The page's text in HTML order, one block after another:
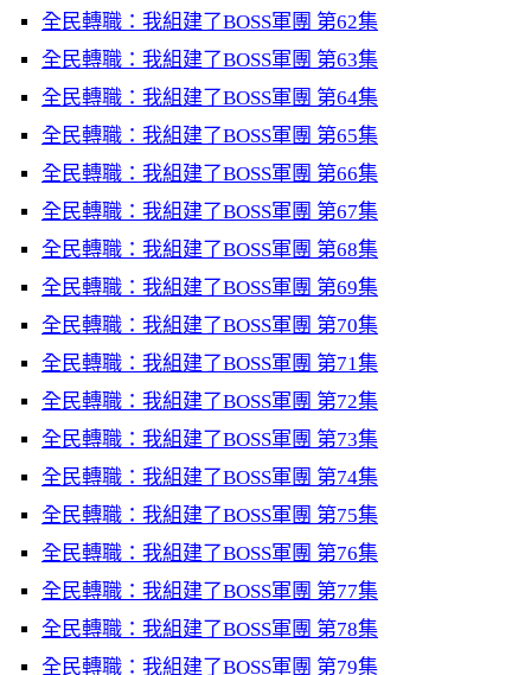
全民轉職：我組建了BOSS軍團 第62集
全民轉職：我組建了BOSS軍團 第63集
全民轉職：我組建了BOSS軍團 第64集
全民轉職：我組建了BOSS軍團 第65集
全民轉職：我組建了BOSS軍團 第66集
全民轉職：我組建了BOSS軍團 第67集
全民轉職：我組建了BOSS軍團 第68集
全民轉職：我組建了BOSS軍團 第69集
全民轉職：我組建了BOSS軍團 第70集
全民轉職：我組建了BOSS軍團 第71集
全民轉職：我組建了BOSS軍團 第72集
全民轉職：我組建了BOSS軍團 第73集
全民轉職：我組建了BOSS軍團 第74集
全民轉職：我組建了BOSS軍團 第75集
全民轉職：我組建了BOSS軍團 第76集
全民轉職：我組建了BOSS軍團 第77集
全民轉職：我組建了BOSS軍團 第78集
全民轉職：我組建了BOSS軍團 第79集